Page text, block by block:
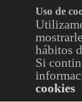
Uso de
hábitos
Si
cookies